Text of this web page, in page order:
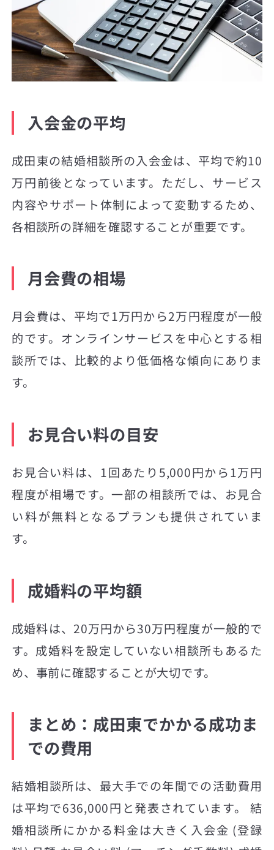
入会金の平均
成田東の結婚相談所の入会金は、平均で約10
万円前後となっています。ただし、サービス
内容やサポート体制によって変動するため、
各相談所の詳細を確認することが重要です。
月会費の相場
月会費は、平均で1万円から2万円程度が一般
的です。オンラインサービスを中心とする相
談所では、比較的より低価格な傾向にありま
す。
お見合い料の目安
お見合い料は、1回あたり5,000円から1万円
程度が相場です。一部の相談所では、お見合
い料が無料となるプランも提供されていま
す。
成婚料の平均額
成婚料は、20万円から30万円程度が一般的で
す。成婚料を設定していない相談所もあるた
め、事前に確認することが大切です。
まとめ：成田東でかかる成功ま
での費用
結婚相談所は、最大手での年間での活動費用
は平均で636,000円と発表されています。 結
婚相談所にかかる料金は大きく入会金 (登録